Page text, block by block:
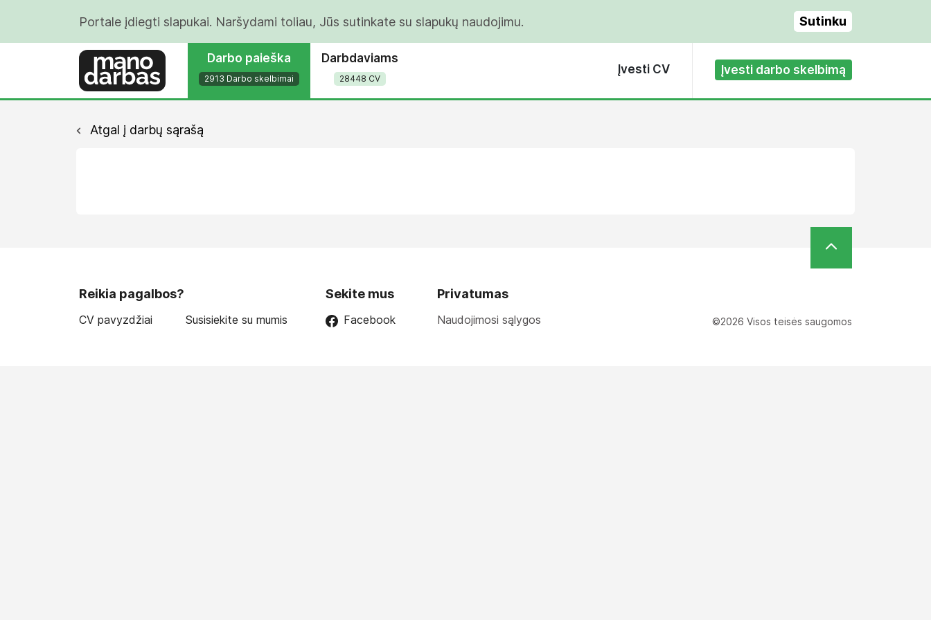
Portale įdiegti slapukai. Naršydami toliau, Jūs sutinkate su slapukų naudojimu. Sutinku
Darbo paieška
2913 Darbo skelbimai
Darbdaviams
28448 CV
Įvesti CV Įvesti darbo skelbimą
Atgal į darbų sąrašą
Reikia pagalbos?
CV pavyzdžiai Susisiekite su mumis
Sekite mus
Facebook
Privatumas
Naudojimosi sąlygos ©2026 Visos teisės saugomos